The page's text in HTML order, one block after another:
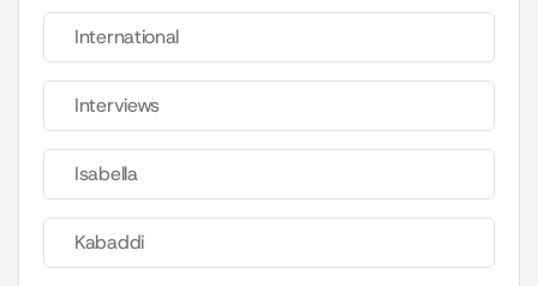
International
Interviews
Isabella
Kabaddi